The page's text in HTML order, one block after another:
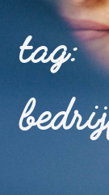
tag: